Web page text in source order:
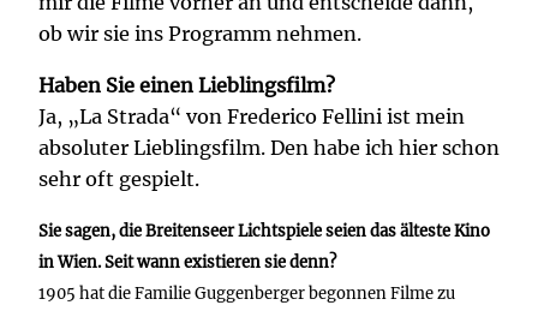
ob wir sie ins Programm nehmen.
Haben Sie einen Lieblingsfilm?
Ja, „La Strada“ von Frederico Fellini ist mein
absoluter Lieblingsfilm. Den habe ich hier schon
sehr oft gespielt.
Sie sagen, die Breitenseer Lichtspiele seien das älteste Kino
in Wien. Seit wann existieren sie denn?
1905 hat die Familie Guggenberger begonnen Filme zu